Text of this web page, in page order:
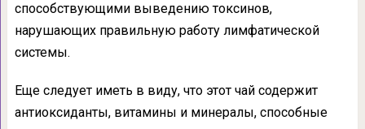
способствующими выведению токсинов,
нарушающих правильную работу лимфатической
системы.
Еще следует иметь в виду, что этот чай содержит
антиоксиданты, витамины и минералы, способные